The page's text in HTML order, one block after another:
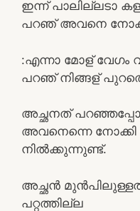
ഇന്ന് പാലില്ലടാ
പറഞ് അവനെ
:എന്നാ മോള് വേഗം
പറഞ് നിങ്ങള്
അച്ഛനത് പറഞ്ഞപ്പോ
അവനെന്നെ നോക്കി
നിൽക്കുന്നുണ്ട്.
അച്ഛൻ
പറ്റത്തില്ല